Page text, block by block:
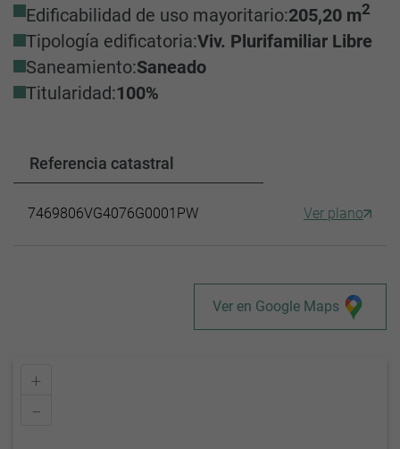
Edificabilidad de uso mayoritario:205,20 m2
Tipología edificatoria:Viv. Plurifamiliar Libre
Saneamiento:Saneado
Titularidad:100%
Referencia catastral
7469806VG4076G0001PW Ver plano
Ver en Google Maps
+
–